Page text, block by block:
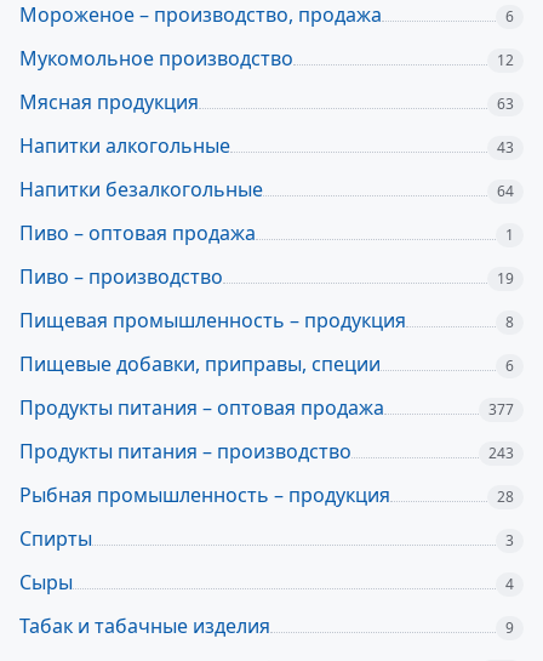
Мороженое – производство, продажа 6
Мукомольное производство 12
Мясная продукция 63
Напитки алкогольные 43
Напитки безалкогольные 64
Пиво – оптовая продажа 1
Пиво – производство 19
Пищевая промышленность – продукция 8
Пищевые добавки, приправы, специи 6
Продукты питания – оптовая продажа 377
Продукты питания – производство 243
Рыбная промышленность – продукция 28
Спирты 3
Сыры 4
Табак и табачные изделия 9